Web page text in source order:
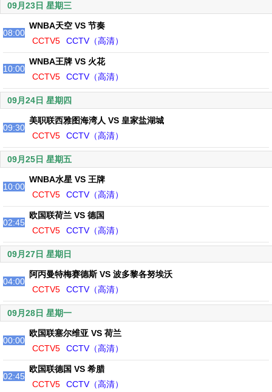
09月23日 星期三
08:00
WNBA天空 VS 节奏
CCTV5
CCTV（高清）
10:00
WNBA王牌 VS 火花
CCTV5
CCTV（高清）
09月24日 星期四
09:30
美职联西雅图海湾人 VS 皇家盐湖城
CCTV5
CCTV（高清）
09月25日 星期五
10:00
WNBA水星 VS 王牌
CCTV5
CCTV（高清）
02:45
欧国联荷兰 VS 德国
CCTV5
CCTV（高清）
09月27日 星期日
04:00
阿丙曼特梅赛德斯 VS 波多黎各努埃沃
CCTV5
CCTV（高清）
09月28日 星期一
00:00
欧国联塞尔维亚 VS 荷兰
CCTV5
CCTV（高清）
02:45
欧国联德国 VS 希腊
CCTV5
CCTV（高清）